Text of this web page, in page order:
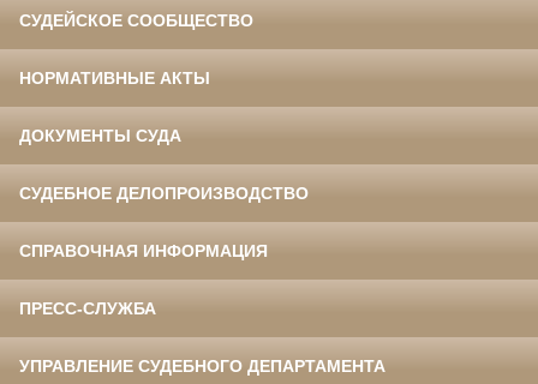
СУДЕЙСКОЕ СООБЩЕСТВО
НОРМАТИВНЫЕ АКТЫ
ДОКУМЕНТЫ СУДА
СУДЕБНОЕ ДЕЛОПРОИЗВОДСТВО
СПРАВОЧНАЯ ИНФОРМАЦИЯ
ПРЕСС-СЛУЖБА
УПРАВЛЕНИЕ СУДЕБНОГО ДЕПАРТАМЕНТА